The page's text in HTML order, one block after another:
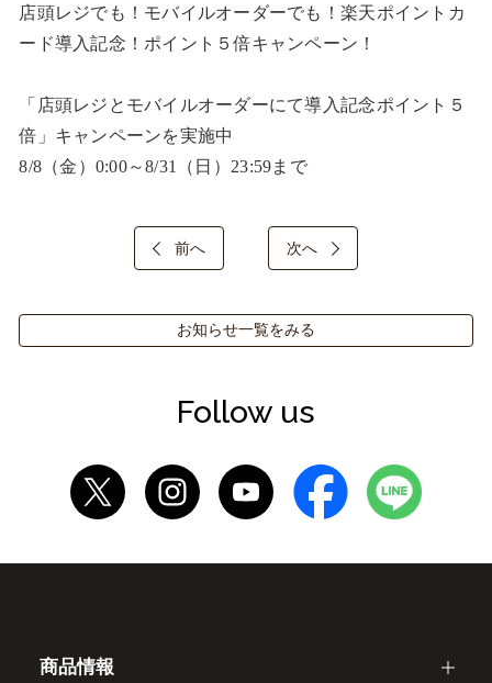
店頭レジでも！モバイルオーダーでも！楽天ポイントカ
ード導入記念！ポイント５倍キャンペーン！
「店頭レジとモバイルオーダーにて導入記念ポイント５
倍」キャンペーンを実施中
8/8（金）0:00～8/31（日）23:59まで
前へ 次へ
お知らせ一覧をみる
Follow us
商品情報